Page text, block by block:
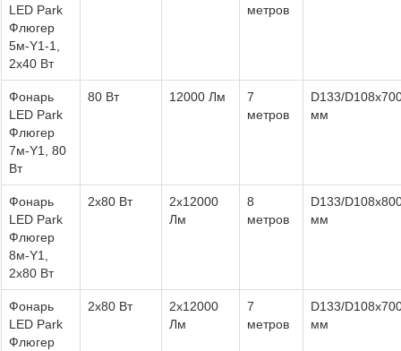
LED Park
Флюгер
5м-Y1-1,
2х40 Вт
метров
Фонарь
LED Park
Флюгер
7м-Y1, 80
Вт
80 Вт 12000 Лм
7
метров
D133/
мм
Фонарь
LED Park
Флюгер
8м-Y1,
2х80 Вт
2х80 Вт
2х12000
Лм
8
метров
D133/
мм
Фонарь
LED Park
Флюгер
2х80 Вт
2х12000
Лм
7
метров
D133/
мм